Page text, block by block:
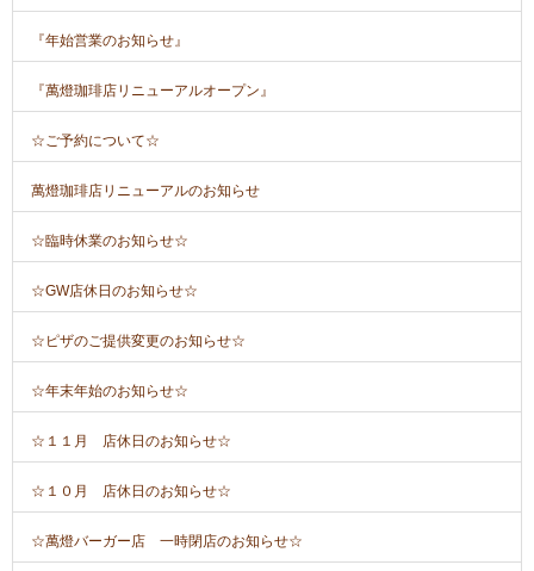
『年始営業のお知らせ』
『萬燈珈琲店リニューアルオープン』
☆ご予約について☆
萬燈珈琲店リニューアルのお知らせ
☆臨時休業のお知らせ☆
☆GW店休日のお知らせ☆
☆ピザのご提供変更のお知らせ☆
☆年末年始のお知らせ☆
☆１１月 店休日のお知らせ☆
☆１０月 店休日のお知らせ☆
☆萬燈バーガー店 一時閉店のお知らせ☆